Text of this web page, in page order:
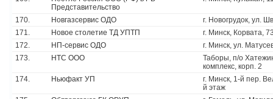
Представительство
170. Новгазсервис ОДО
г. Новогрудок, ул.
171.
Новое столетие ТД УПТП
г. Минск, Корвата,
172.
НП-сервис ОДО
г. Минск, ул.
173.
НТС ООО
Таборы, п/о
комплекс, корп. 2
174.
Ньюфакт УП
г. Минск, 1-й пер.
й этаж